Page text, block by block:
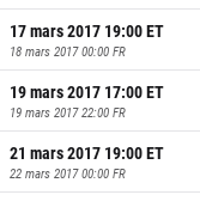
17 mars 2017 19:00ET
18 mars 2017 00:00 FR
19 mars 2017 17:00ET
19 mars 2017 22:00 FR
21 mars 2017 19:00ET
22 mars 2017 00:00 FR